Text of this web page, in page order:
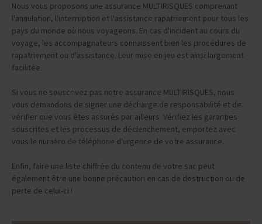
Nous vous proposons une assurance MULTIRISQUES comprenant
l'annulation, l'interruption et l'assistance rapatriement pour tous les
pays du monde où nous voyageons. En cas d'incident au cours du
voyage, les accompagnateurs connaissent bien les procédures de
rapatriement ou d'assistance. Leur mise en jeu est ainsi largement
facilitée.
Si vous ne souscrivez pas notre assurance MULTIRISQUES, nous
vous demandons de signer une décharge de responsabilité et de
vérifier que vous êtes assurés par ailleurs. Vérifiez les garanties
souscrites et les processus de déclenchement, emportez avec
vous le numéro de téléphone d'urgence de votre assurance.
Enfin, faire une liste chiffrée du contenu de votre sac peut
également être une bonne précaution en cas de destruction ou de
perte de celui-ci !